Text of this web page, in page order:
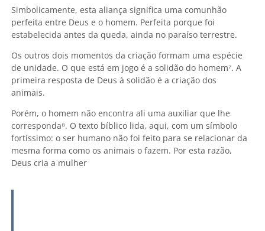
Simbolicamente, esta aliança significa uma comunhão
perfeita entre Deus e o homem. Perfeita porque foi
estabelecida antes da queda, ainda no paraíso terrestre.
Os outros dois momentos da criação formam uma espécie
de unidade. O que está em jogo é a solidão do homem⁷. A
primeira resposta de Deus à solidão é a criação dos
animais.
Porém, o homem não encontra ali uma auxiliar que lhe
corresponda⁸. O texto bíblico lida, aqui, com um símbolo
fortíssimo: o ser humano não foi feito para se relacionar da
mesma forma como os animais o fazem. Por esta razão,
Deus cria a mulher